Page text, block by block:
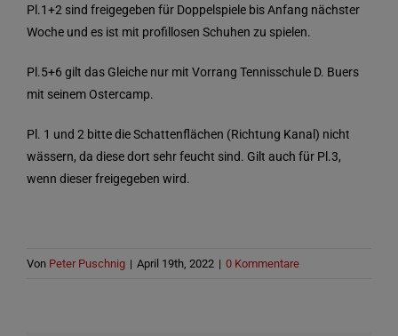
Pl.1+2 sind freigegeben für Doppelspiele bis Anfang nächster
Woche und es ist mit profillosen Schuhen zu spielen.
Pl.5+6 gilt das Gleiche nur mit Vorrang Tennisschule D. Buers
mit seinem Ostercamp.
Pl. 1 und 2 bitte die Schattenflächen (Richtung Kanal) nicht
wässern, da diese dort sehr feucht sind. Gilt auch für Pl.3,
wenn dieser freigegeben wird.
Von Peter Puschnig | April 19th, 2022 | 0 Kommentare